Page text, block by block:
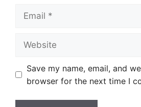
Save my name, email, and
browser for the next time I